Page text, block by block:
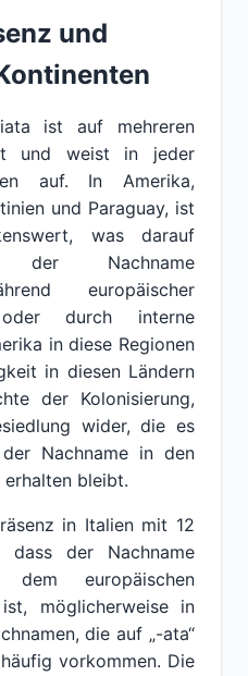
und
ist auf mehreren
und weist in jeder
auf. In Amerika,
und Paraguay, ist
was darauf
der Nachname
europäischer
oder durch interne
in diese Regionen
in diesen Ländern
der Kolonisierung,
wider, die es
Nachname in den
erhalten bleibt.
in Italien mit 12
dass der Nachname
dem europäischen
möglicherweise in
die auf „-ata“
vorkommen. Die